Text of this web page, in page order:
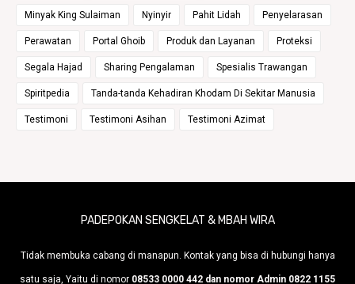
Minyak King Sulaiman Nyinyir Pahit Lidah Penyelarasan
Perawatan Portal Ghoib Produk dan Layanan Proteksi
Segala Hajad Sharing Pengalaman Spesialis Trawangan
Spiritpedia Tanda-tanda Kehadiran Khodam Di Sekitar Manusia
Testimoni Testimoni Asihan Testimoni Azimat
PADEPOKAN SENGKELAT & MBAH WIRA
Tidak membuka cabang di manapun. Kontak yang bisa di hubungi hanya
satu saja, Yaitu di nomor 08533 0000 442 dan nomor Admin 0822 1155